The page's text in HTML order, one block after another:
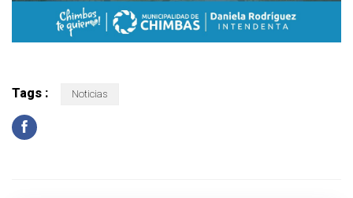
Tags : Noticias